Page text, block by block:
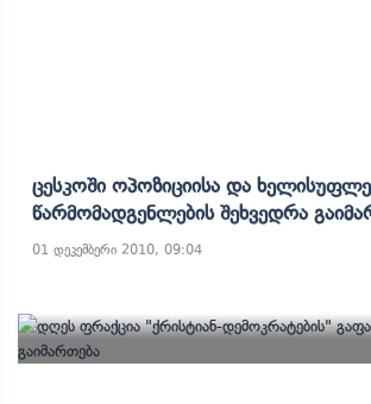
Ცესკოში Ოპოზიციისა Და
Წარმომადგენლების Შეხვედრა
01 დეკემბერი 2010, 09:04